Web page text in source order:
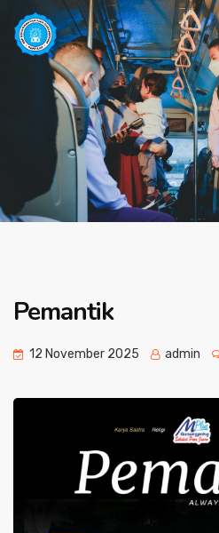
Pemantik
12 November 2025 admin